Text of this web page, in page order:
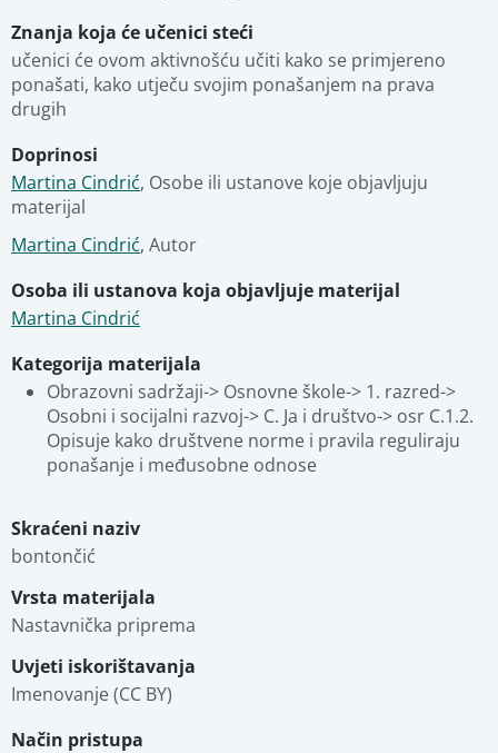
Stručna ocjena
Povezani materijali
Znanja koja će učenici steći
učenici će ovom aktivnošću učiti kako se primjereno
ponašati, kako utječu svojim ponašanjem na prava
drugih
Doprinosi
Martina Cindrić, Osobe ili ustanove koje objavljuju
materijal
Martina Cindrić, Autor
Osoba ili ustanova koja objavljuje materijal
Martina Cindrić
Kategorija materijala
Obrazovni sadržaji-> Osnovne škole-> 1. razred->
Osobni i socijalni razvoj-> C. Ja i društvo-> osr C.1.2.
Opisuje kako društvene norme i pravila reguliraju
ponašanje i međusobne odnose
Skraćeni naziv
bontončić
Vrsta materijala
Nastavnička priprema
Uvjeti iskorištavanja
Imenovanje (CC BY)
Način pristupa